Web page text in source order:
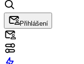
Přihlášení